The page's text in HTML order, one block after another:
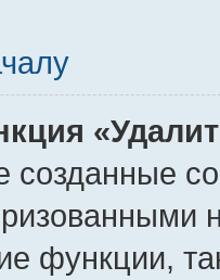
созданные
функции,